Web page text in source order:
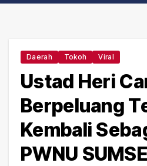
Daerah Tokoh Viral
Ustad Heri
Berpeluang
Kembali
PWNU